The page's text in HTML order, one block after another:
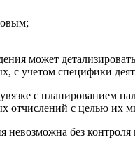
может
с учетом специфики
с планированием
отчислений с целью их
без контроля